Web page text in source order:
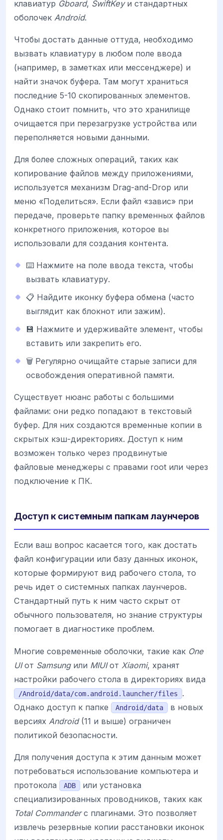
клавиатур Gboard, SwiftKeyи стандартных
оболочек Android.
Чтобы достать данные оттуда, необходимо
вызвать клавиатуру в любом поле ввода
(например, в заметках или мессенджере) и
найти значок буфера. Там могут храниться
последние 5-10 скопированных элементов.
Однако стоит помнить, что это хранилище
очищается при перезагрузке устройства или
переполняется новыми данными.
Для более сложных операций, таких как
копирование файлов между приложениями,
используется механизм Drag-and-Drop или
меню «Поделиться». Если файл «завис» при
передаче, проверьте папку временных файлов
конкретного приложения, которое вы
использовали для создания контента.
⌨️ Нажмите на поле ввода текста, чтобы
вызвать клавиатуру.
📋 Найдите иконку буфера обмена (часто
выглядит как блокнот или зажим).
💾 Нажмите и удерживайте элемент, чтобы
вставить или закрепить его.
🗑️ Регулярно очищайте старые записи для
освобождения оперативной памяти.
Существует нюанс работы с большими
файлами: они редко попадают в текстовый
буфер. Для них создаются временные копии в
скрытых кэш-директориях. Доступ к ним
возможен только через продвинутые
файловые менеджеры с правами root или через
подключение к ПК.
Доступ к системным папкам лаунчеров
Если ваш вопрос касается того, как достать
файл конфигурации или базу данных иконок,
которые формируют вид рабочего стола, то
речь идет о системных папках лаунчеров.
Стандартный путь к ним часто скрыт от
обычного пользователя, но знание структуры
помогает в диагностике проблем.
Многие современные оболочки, такие как One
UIот Samsungили MIUIот Xiaomi, хранят
настройки рабочего стола в директориях вида
/Android/data/com.android.launcher/files
.
Однако доступ к папке
Android/data
в новых
версиях Android(11 и выше) ограничен
политикой безопасности.
Для получения доступа к этим данным может
потребоваться использование компьютера и
протокола
ADB
или установка
специализированных проводников, таких как
Total Commanderс плагинами. Это позволяет
извлечь резервные копии расстановки иконок